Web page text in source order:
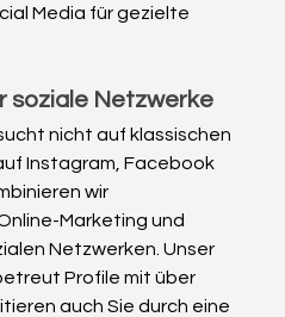
Media für gezielte
soziale Netzwerke
nicht auf klassischen
Instagram, Facebook
wir
Marketing und
Netzwerken. Unser
Profile mit über
auch Sie durch eine